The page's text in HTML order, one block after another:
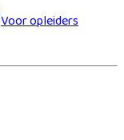
Voor opleiders